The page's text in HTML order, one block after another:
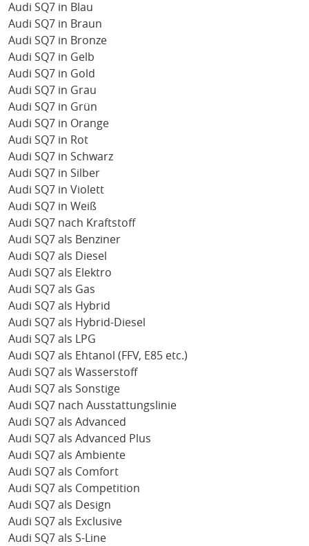
Audi SQ7 in Blau
Audi SQ7 in Braun
Audi SQ7 in Bronze
Audi SQ7 in Gelb
Audi SQ7 in Gold
Audi SQ7 in Grau
Audi SQ7 in Grün
Audi SQ7 in Orange
Audi SQ7 in Rot
Audi SQ7 in Schwarz
Audi SQ7 in Silber
Audi SQ7 in Violett
Audi SQ7 in Weiß
Audi SQ7 nach Kraftstoff
Audi SQ7 als Benziner
Audi SQ7 als Diesel
Audi SQ7 als Elektro
Audi SQ7 als Gas
Audi SQ7 als Hybrid
Audi SQ7 als Hybrid-Diesel
Audi SQ7 als LPG
Audi SQ7 als Ehtanol (FFV, E85 etc.)
Audi SQ7 als Wasserstoff
Audi SQ7 als Sonstige
Audi SQ7 nach Ausstattungslinie
Audi SQ7 als Advanced
Audi SQ7 als Advanced Plus
Audi SQ7 als Ambiente
Audi SQ7 als Comfort
Audi SQ7 als Competition
Audi SQ7 als Design
Audi SQ7 als Exclusive
Audi SQ7 als S-Line